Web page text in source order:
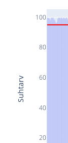
20
40
60
80
100
Suhtarv